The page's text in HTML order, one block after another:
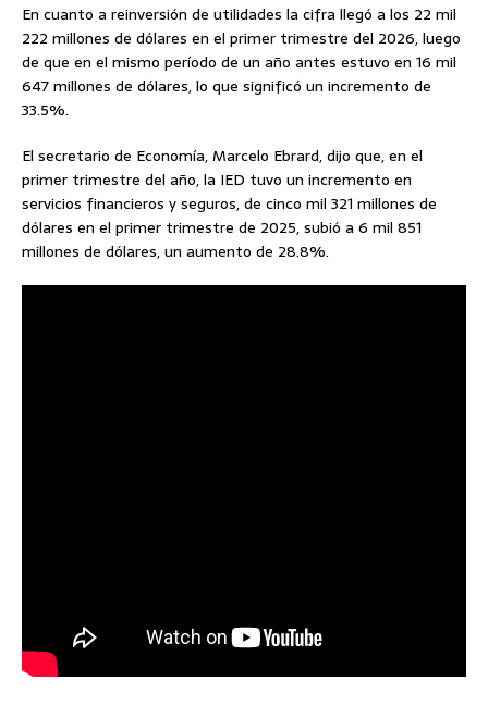
En cuanto a reinversión de utilidades la cifra llegó a los 22 mil
222 millones de dólares en el primer trimestre del 2026, luego
de que en el mismo período de un año antes estuvo en 16 mil
647 millones de dólares, lo que significó un incremento de
33.5%.
El secretario de Economía, Marcelo Ebrard, dijo que, en el
primer trimestre del año, la IED tuvo un incremento en
servicios financieros y seguros, de cinco mil 321 millones de
dólares en el primer trimestre de 2025, subió a 6 mil 851
millones de dólares, un aumento de 28.8%.